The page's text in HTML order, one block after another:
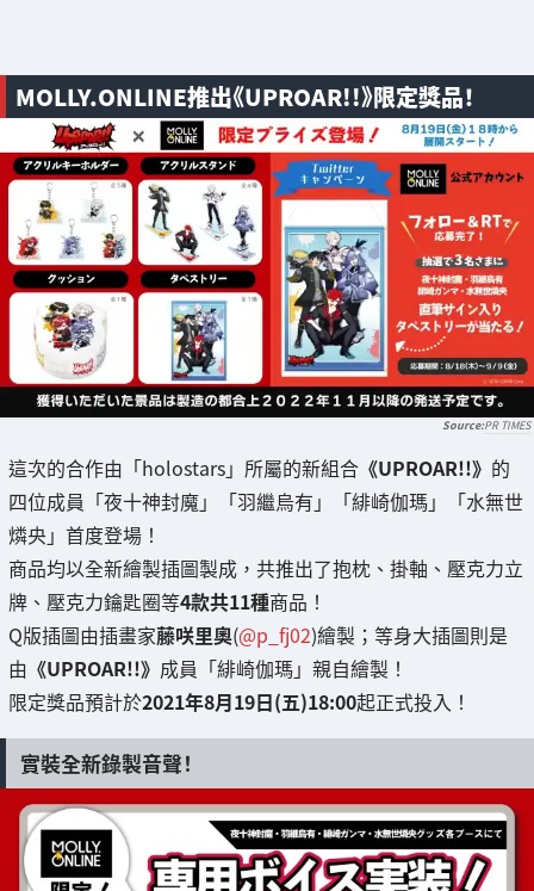
MOLLY.ONLINE推出《UPROAR!!》限定獎品！
PR TIMES
這次的合作由「holostars」所屬的新組合 《UPROAR!!》 的
四位成員「夜十神封魔」「羽繼烏有」「緋崎伽瑪」「水無世
燐央」首度登場！
商品均以全新繪製插圖製成，共推出了抱枕、掛軸、壓克力立
牌、壓克力鑰匙圈等4款共11種商品！
Q版插圖由插畫家藤咲里奧(@p_fj02)繪製；等身大插圖則是
由 《UPROAR!!》 成員「緋崎伽瑪」親自繪製！
限定獎品預計於2021年8月19日(五)18:00起正式投入！
實裝全新錄製音聲！